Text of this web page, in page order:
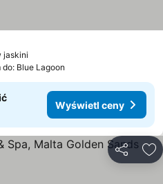
jaskini
do: Blue Lagoon
Wyświetl ceny